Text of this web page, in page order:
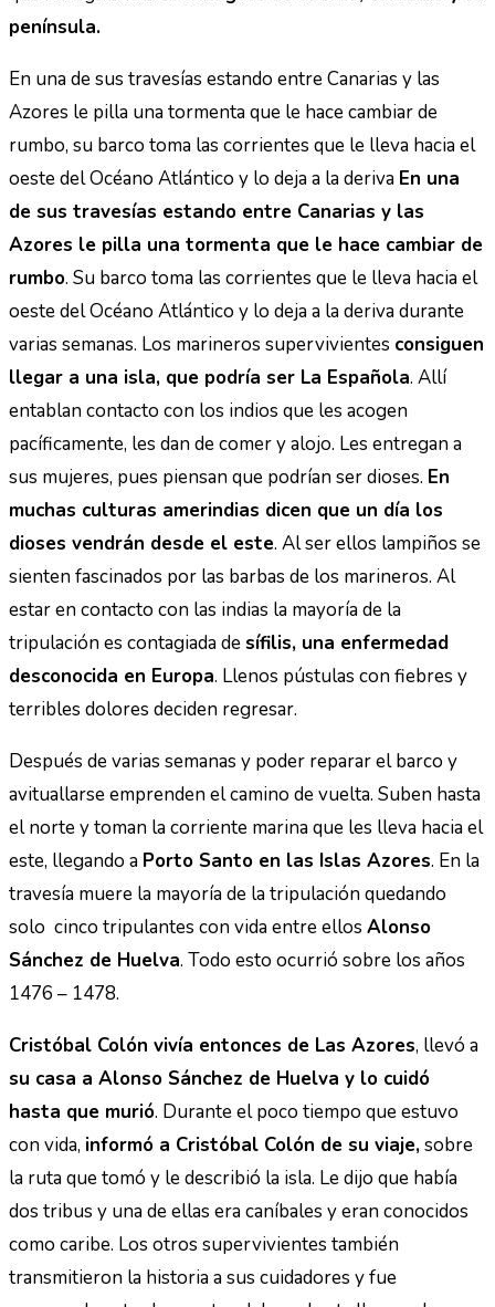
península.
En una de sus travesías estando entre Canarias y las
Azores le pilla una tormenta que le hace cambiar de
rumbo, su barco toma las corrientes que le lleva hacia el
oeste del Océano Atlántico y lo deja a la deriva En una
de sus travesías estando entre Canarias y las
Azores le pilla una tormenta que le hace cambiar de
rumbo. Su barco toma las corrientes que le lleva hacia el
oeste del Océano Atlántico y lo deja a la deriva durante
varias semanas. Los marineros supervivientes consiguen
llegar a una isla, que podría ser La Española. Allí
entablan contacto con los indios que les acogen
pacíficamente, les dan de comer y alojo. Les entregan a
sus mujeres, pues piensan que podrían ser dioses. En
muchas culturas amerindias dicen que un día los
dioses vendrán desde el este. Al ser ellos lampiños se
sienten fascinados por las barbas de los marineros. Al
estar en contacto con las indias la mayoría de la
tripulación es contagiada desífilis, una enfermedad
desconocida en Europa. Llenos pústulas con fiebres y
terribles dolores deciden regresar.
Después de varias semanas y poder reparar el barco y
avituallarse emprenden el camino de vuelta. Suben hasta
el norte y toman la corriente marina que les lleva hacia el
este, llegando a Porto Santo en las Islas Azores. En la
travesía muere la mayoría de la tripulación quedando
solo cinco tripulantes con vida entre ellos Alonso
Sánchez de Huelva. Todo esto ocurrió sobre los años
1476 – 1478.
Cristóbal Colón vivía entonces de Las Azores, llevó a
su casa a Alonso Sánchez de Huelva y lo cuidó
hasta que murió. Durante el poco tiempo que estuvo
con vida, informó a Cristóbal Colón de su viaje,sobre
la ruta que tomó y le describió la isla. Le dijo que había
dos tribus y una de ellas era caníbales y eran conocidos
como caribe. Los otros supervivientes también
transmitieron la historia a sus cuidadores y fue